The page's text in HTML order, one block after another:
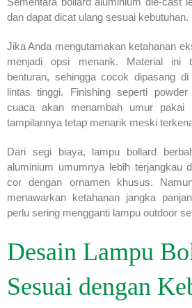
dan dapat dicat ulang sesuai kebutuhan.
Jika Anda mengutamakan ketahanan
menjadi opsi menarik. Material ini
benturan, sehingga cocok dipasang
lintas tinggi. Finishing seperti
cuaca akan menambah umur pakai
tampilannya tetap menarik meski
Dari segi biaya, lampu bollard
aluminium umumnya lebih terjangkau
cor dengan ornamen khusus.
menawarkan ketahanan jangka
perlu sering mengganti lampu outdoor
Desain Lampu
Sesuai dengan